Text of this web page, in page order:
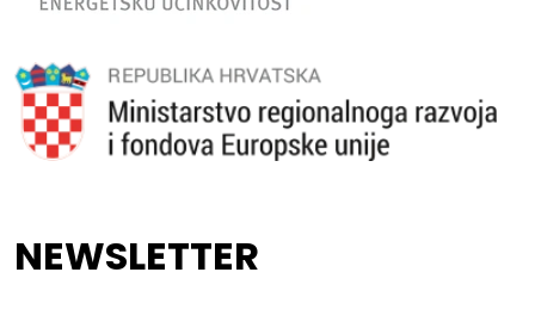
NEWSLETTER